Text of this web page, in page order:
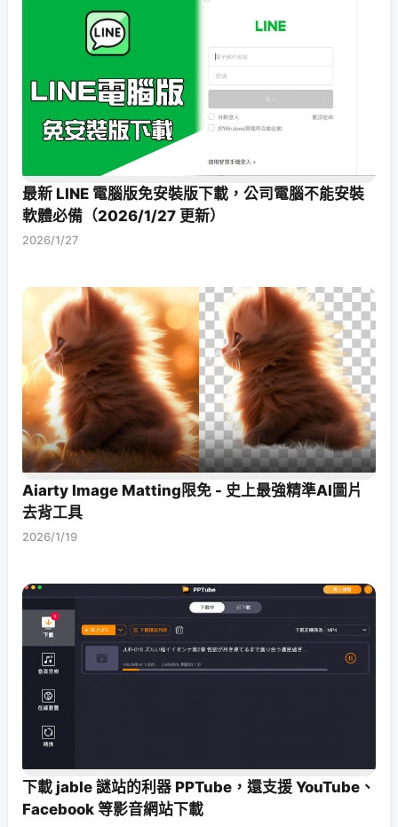
最新 LINE 電腦版免安裝版下載，公司電腦不能安裝
軟體必備（2026/1/27 更新）
2026/1/27
Aiarty Image Matting限免 - 史上最強精準AI圖片
去背工具
2026/1/19
下載 jable 謎站的利器 PPTube，還支援 YouTube、
Facebook 等影音網站下載